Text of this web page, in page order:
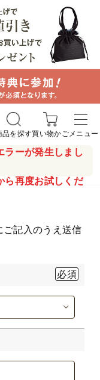
ラーが発生しまし
ら再度お試しくだ
品を探す買い物かごメニュー
ご記入のうえ送信